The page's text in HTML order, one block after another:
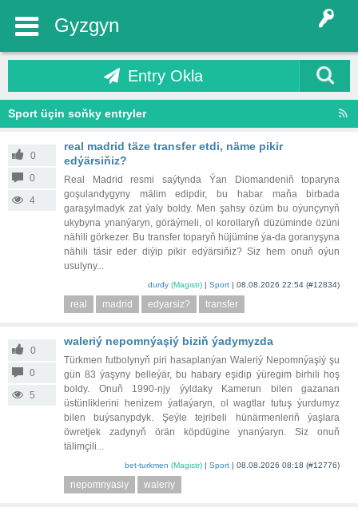
Gyzgyn
Entry Okla
Sport üçin soňky entryler
0
0
4
real madrid täze transfer etdi, näme pikir
edýärsiňiz?
Real Madrid resmi saýtynda Ýan Diomandeniň toparyna
goşulandygyny mälim edipdir, bu habar maňa birbada
garaşylmadyk zat ýaly boldy. Men şahsy özüm bu oýunçynyň
ukybyna ynanýaryn, göräýmeli, ol korollaryň düzüminde özüni
nähili görkezer. Bu transfer toparyň hüjümine ýa-da goranyşyna
nähili täsir eder diýip pikir edýärsiňiz? Siz hem onuň oýun
usulyny...
durdy (Magistr) |Sport | 08.08.2026 22:54 (#12834)
real madrid edyarsiz? transfer
0
0
5
waleriý nepomnýaşiý biziň ýadymyzda
Türkmen futbolynyň piri hasaplanýan Waleriý Nepomnýaşiý şu
gün 83 ýaşyny belleýär, bu habary eşidip ýüregim birhili hoş
boldy. Onuň 1990-njy ýyldaky Kamerun bilen gazanan
üstünliklerini henizem ýatlaýaryn, ol wagtlar tutuş ýurdumyz
bilen buýsanypdyk. Şeýle tejribeli hünärmenleriň ýaşlara
öwretjek zadynyň örän köpdügine ynanýaryn. Siz onuň
tälimçili...
bet-turkmen (Magistr) |Sport | 08.08.2026 08:18 (#12776)
nepomnyasiy waleriy